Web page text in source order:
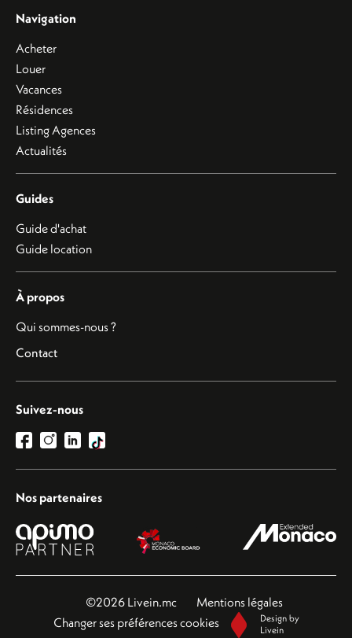
Navigation
Acheter
Louer
Vacances
Résidences
Listing Agences
Actualités
Guides
Guide d'achat
Guide location
À propos
Qui sommes-nous ?
Contact
Suivez-nous
Nos partenaires
©2026 Livein.mc
Mentions légales
Changer ses préférences cookies
Design by
Livein